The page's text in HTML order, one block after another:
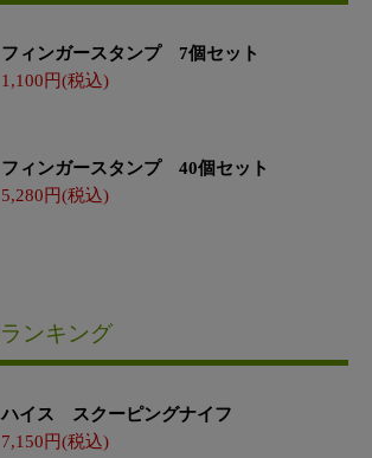
フィンガースタンプ 7個セット
1,100
フィンガースタンプ 40個セット
5,280
ンキング
ハイス スクーピングナイフ
7,150